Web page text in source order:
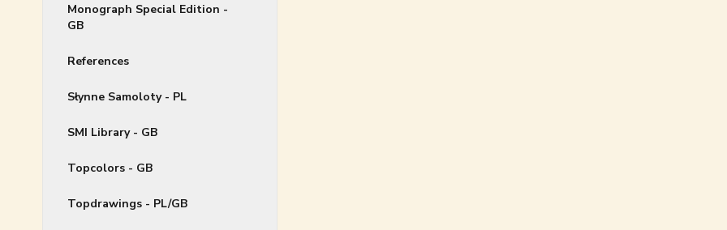
Monograph Special Edition -
GB
References
Słynne Samoloty - PL
SMI Library - GB
Topcolors - GB
Topdrawings - PL/GB